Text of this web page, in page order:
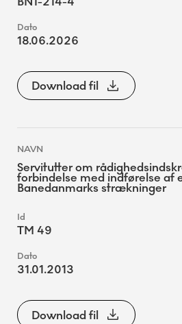
18.06.2026
Download fil
Servitutter om
forbindelse med indførelse af
Banedanmarks strækninger
TM 49
31.01.2013
Download fil